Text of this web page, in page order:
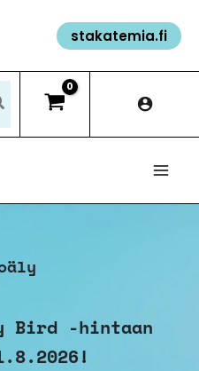
stakatemia.fi
Bird -hintaan